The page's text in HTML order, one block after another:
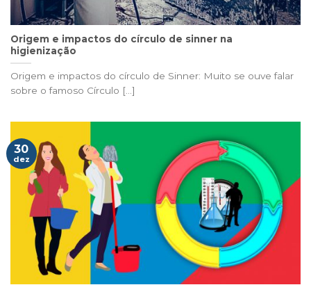
Origem e impactos do círculo de sinner na
higienização
Origem e impactos do círculo de Sinner: Muito se ouve falar
sobre o famoso Círculo [...]
30
dez